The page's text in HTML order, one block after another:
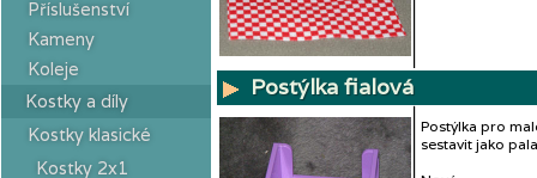
Příslušenství
Kameny
Koleje
Kostky a díly
Kostky klasické
Kostky 2x1
Postýlka fialová
Postýlka pro
sestavit jako